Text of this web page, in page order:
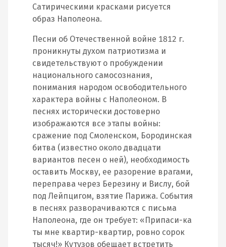
Сатирическими красками рисуется
образ Наполеона.
Песни об Отечественной войне 1812 г.
проникнуты духом патриотизма и
свидетельствуют о пробуждении
национального самосознания,
понимания народом освободительного
характера войны с Наполеоном. В
песнях исторически достоверно
изображаются все этапы войны:
сражение под Смоленском, Бородинская
битва (известно около двадцати
вариантов песен о ней), необходимость
оставить Москву, ее разорение врагами,
переправа через Березину и Вислу, бой
под Лейпцигом, взятие Парижа. События
в песнях разворачиваются с письма
Наполеона, где он требует: «Припаси-ка
ты мне квартир-квартир, ровно сорок
тысяч!» Кутузов обещает встретить